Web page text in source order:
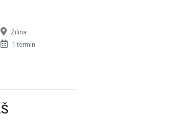
Žilina
1 termín